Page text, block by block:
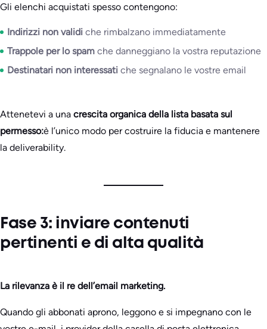
Gli elenchi acquistati spesso contengono:
Indirizzi non validi che rimbalzano immediatamente
Trappole per lo spam che danneggiano la vostra reputazione
Destinatari non interessati che segnalano le vostre email
Attenetevi a una crescita organica della lista basata sul
permesso:è l’unico modo per costruire la fiducia e mantenere
la deliverability.
Fase 3: inviare contenuti
pertinenti e di alta qualità
La rilevanza è il re dell’email marketing.
Quando gli abbonati aprono, leggono e si impegnano con le